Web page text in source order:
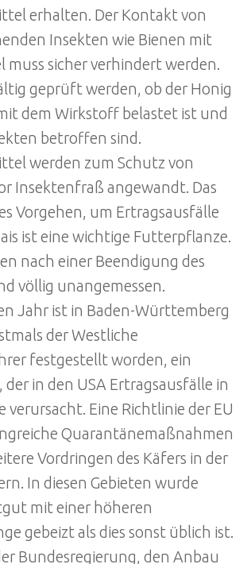
erhalten. Der Kontakt von
Insekten wie Bienen mit
muss sicher verhindert werden.
geprüft werden, ob der Honig
dem Wirkstoff belastet ist und
betroffen sind.
werden zum Schutz von
Insektenfraß angewandt. Das
Vorgehen, um Ertragsausfälle
ist eine wichtige Futterpflanze.
nach einer Beendigung des
völlig unangemessen.
Jahr ist in Baden-Württemberg
der Westliche
festgestellt worden, ein
der in den USA Ertragsausfälle in
verursacht. Eine Richtlinie der EU
Quarantänemaßnahmen
Vordringen des Käfers in der
In diesen Gebieten wurde
mit einer höheren
gebeizt als dies sonst üblich ist.
Bundesregierung, den Anbau